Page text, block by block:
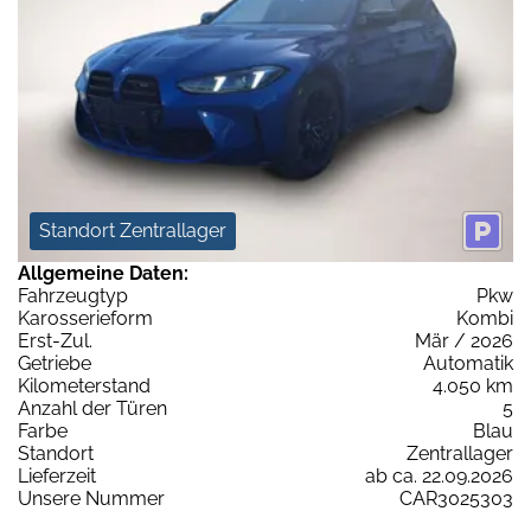
Standort Zentrallager
Allgemeine Daten:
Fahrzeugtyp
Pkw
Karosserieform
Kombi
Erst-Zul.
Mär / 2026
Getriebe
Automatik
Kilometerstand
4.050 km
Anzahl der Türen
5
Farbe
Blau
Standort
Zentrallager
Lieferzeit
ab ca. 22.09.2026
Unsere Nummer
CAR3025303